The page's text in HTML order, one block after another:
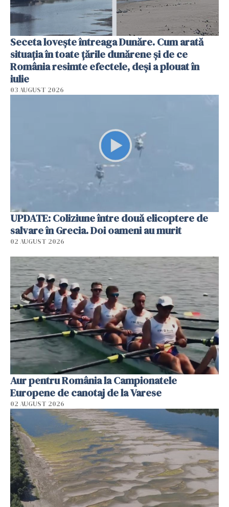
Seceta lovește întreaga Dunăre. Cum arată
situația în toate țările dunărene și de ce
România resimte efectele, deși a plouat în
iulie
03 AUGUST 2026
UPDATE: Coliziune între două elicoptere de
salvare în Grecia. Doi oameni au murit
02 AUGUST 2026
Aur pentru România la Campionatele
Europene de canotaj de la Varese
02 AUGUST 2026